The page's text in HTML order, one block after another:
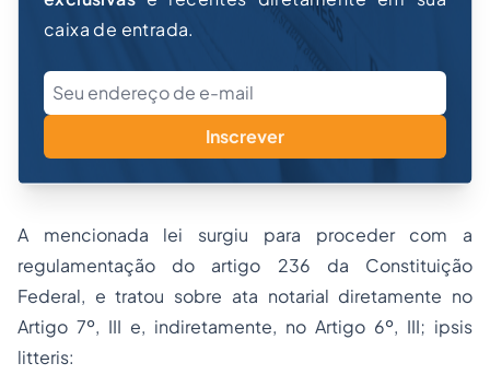
caixa de entrada.
Inscrever
A mencionada lei surgiu para proceder com a
regulamentação do artigo 236 da Constituição
Federal, e tratou sobre ata notarial diretamente no
Artigo 7º, III e, indiretamente, no Artigo 6º, III; ipsis
litteris: